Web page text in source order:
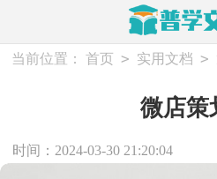
当前位置： 首页 > 实用文档 >
微店策
时间：2024-03-30 21:20:04